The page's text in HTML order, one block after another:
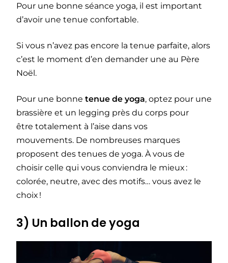
Pour une bonne séance yoga, il est important
d’avoir une tenue confortable.
Si vous n’avez pas encore la tenue parfaite, alors
c’est le moment d’en demander une au Père
Noël.
Pour une bonne tenue de yoga, optez pour une
brassière et un legging près du corps pour
être totalement à l’aise dans vos
mouvements. De nombreuses marques
proposent des tenues de yoga. À vous de
choisir celle qui vous conviendra le mieux :
colorée, neutre, avec des motifs… vous avez le
choix !
3) Un ballon de yoga